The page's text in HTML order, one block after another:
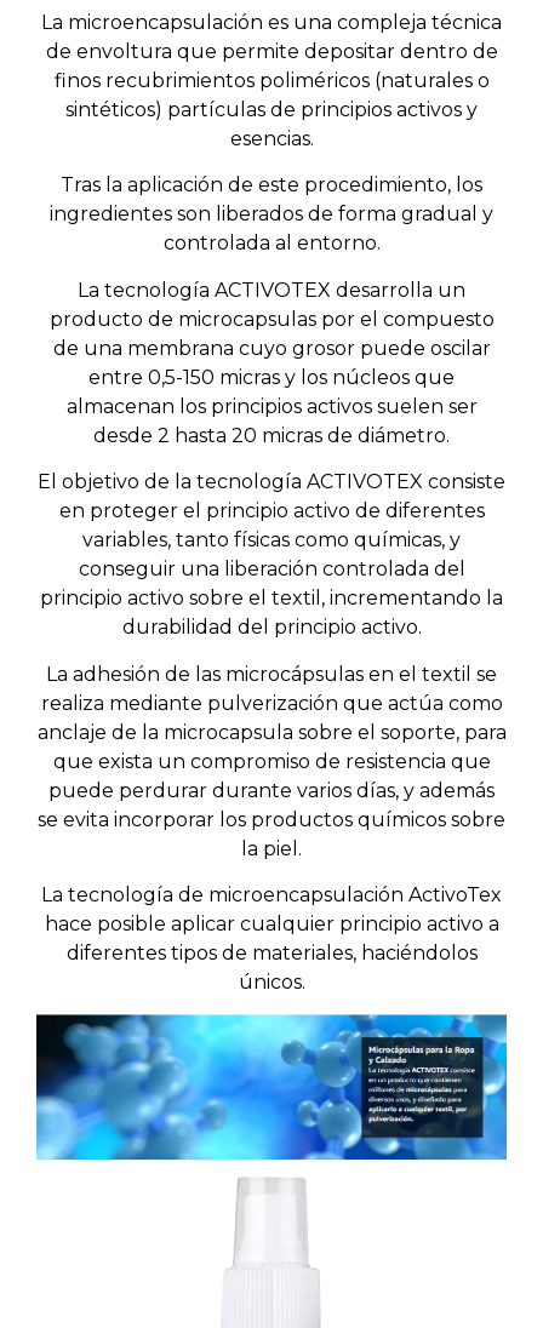
La microencapsulación es una compleja técnica
de envoltura que permite depositar dentro de
finos recubrimientos poliméricos (naturales o
sintéticos) partículas de principios activos y
esencias.
Tras la aplicación de este procedimiento, los
ingredientes son liberados de forma gradual y
controlada al entorno.
La tecnología ACTIVOTEX desarrolla un
producto de microcapsulaspor el compuesto
de una membrana cuyo grosor puede oscilar
entre 0,5-150 micras y los núcleos que
almacenan los principios activos suelen ser
desde 2 hasta 20 micras de diámetro.
El objetivo de la tecnología ACTIVOTEX consiste
en proteger el principio activo de diferentes
variables, tanto físicas como químicas, y
conseguir una liberación controlada del
principio activo sobre el textil, incrementando la
durabilidad del principio activo.
La adhesión de las microcápsulas en el textil se
realiza mediante pulverización que actúa como
anclaje de la microcapsula sobre el soporte, para
que exista un compromiso de resistencia que
puede perdurar durante varios días, y además
se evita incorporar los productos químicos sobre
la piel.
La tecnología de microencapsulación ActivoTex
hace posible aplicar cualquier principio activo a
diferentes tipos de materiales, haciéndolos
únicos.